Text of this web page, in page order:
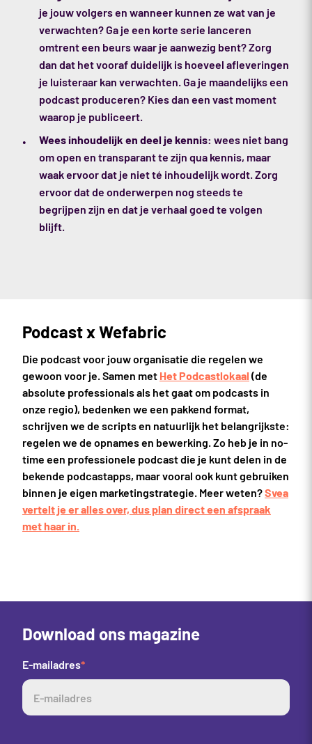
je jouw volgers en wanneer kunnen ze wat van je
verwachten? Ga je een korte serie lanceren
omtrent een beurs waar je aanwezig bent? Zorg
dan dat het vooraf duidelijk is hoeveel afleveringen
je luisteraar kan verwachten. Ga je maandelijks een
podcast produceren? Kies dan een vast moment
waarop je publiceert.
Wees inhoudelijk en deel je kennis: wees niet bang
om open en transparant te zijn qua kennis, maar
waak ervoor dat je niet té inhoudelijk wordt. Zorg
ervoor dat de onderwerpen nog steeds te
begrijpen zijn en dat je verhaal goed te volgen
blijft.
Podcast x Wefabric
Die podcast voor jouw organisatie die regelen we
gewoon voor je. Samen met Het Podcastlokaal (de
absolute professionals als het gaat om podcasts in
onze regio), bedenken we een pakkend format,
schrijven we de scripts en natuurlijk het belangrijkste:
regelen we de opnames en bewerking. Zo heb je in no-
time een professionele podcast die je kunt delen in de
bekende podcastapps, maar vooral ook kunt gebruiken
binnen je eigen marketingstrategie. Meer weten?Svea
vertelt je er alles over, dus plan direct een afspraak
met haar in.
Download ons magazine
E-mailadres*